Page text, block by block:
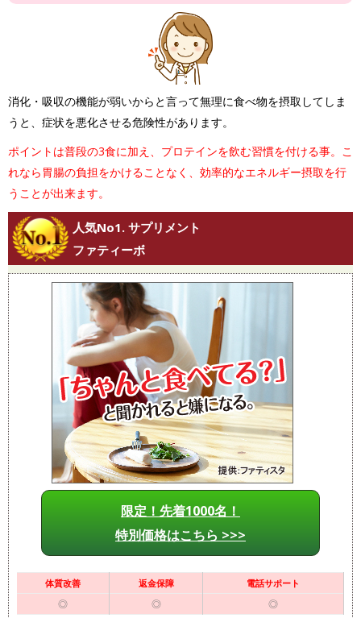
消化・吸収の機能が弱いからと言って無理に食べ物を摂取してしま
うと、症状を悪化させる危険性があります。
ポイントは普段の3食に加え、プロテインを飲む習慣を付ける事。こ
れなら胃腸の負担をかけることなく、効率的なエネルギー摂取を行
うことが出来ます。
人気No1. サプリメント
ファティーボ
限定！先着1000名！
特別価格はこちら >>>
体質改善 返金保障 電話サポート
◎ ◎
◎